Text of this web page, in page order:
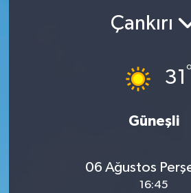
Çankırı
31°
Güneşli
06 Ağustos
16:45